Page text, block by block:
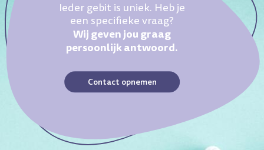
Ieder gebit is uniek. Heb je
een specifieke vraag?
Wij geven jou graag
persoonlijk antwoord.
Contact opnemen